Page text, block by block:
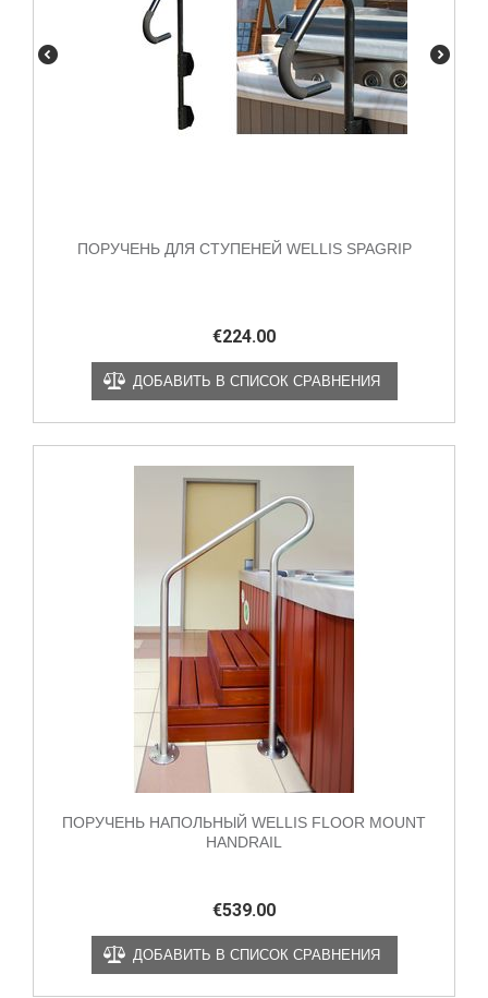
ПОРУЧЕНЬ ДЛЯ СТУПЕНЕЙ WELLIS SPAGRIP
€224.00
ДОБАВИТЬ В СПИСОК СРАВНЕНИЯ
ПОРУЧЕНЬ НАПОЛЬНЫЙ WELLIS FLOOR MOUNT
HANDRAIL
€539.00
ДОБАВИТЬ В СПИСОК СРАВНЕНИЯ